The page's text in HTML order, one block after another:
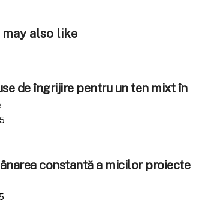
may also like
de îngrijire pentru un ten mixt în
constantă a micilor proiecte